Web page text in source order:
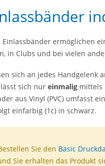
Einlassbänder ermöglichen
in Clubs und bei vielen
sich an jedes Handgelenk
sich nur einmalig mittels
aus Vinyl (PVC) umfasst
einfarbig (1c) in schwarz.
Sie den Basic
Sie erhalten das Produkt